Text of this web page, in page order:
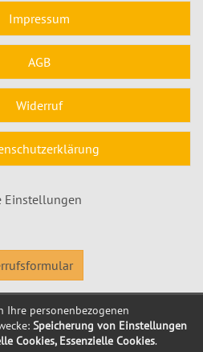
Impressum
AGB
Widerruf
Einstellungen
Ihre personenbezogenen
Speicherung von Einstellungen
Cookies, Essenzielle Cookies.